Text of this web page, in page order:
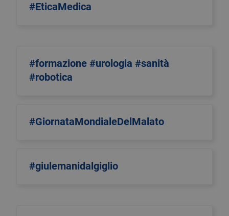
#EticaMedica
#formazione #urologia #sanità
#robotica
#GiornataMondialeDelMalato
#giulemanidalgiglio